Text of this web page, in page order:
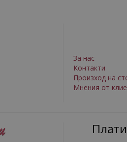
За нас
Контакти
Произход на
Мнения от